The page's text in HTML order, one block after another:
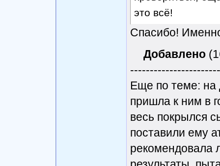
это всё!
Спасибо!
Добавлено
Еще по теме: на
пришла к ним в
весь покрылся
поставили ему
рекомендовала